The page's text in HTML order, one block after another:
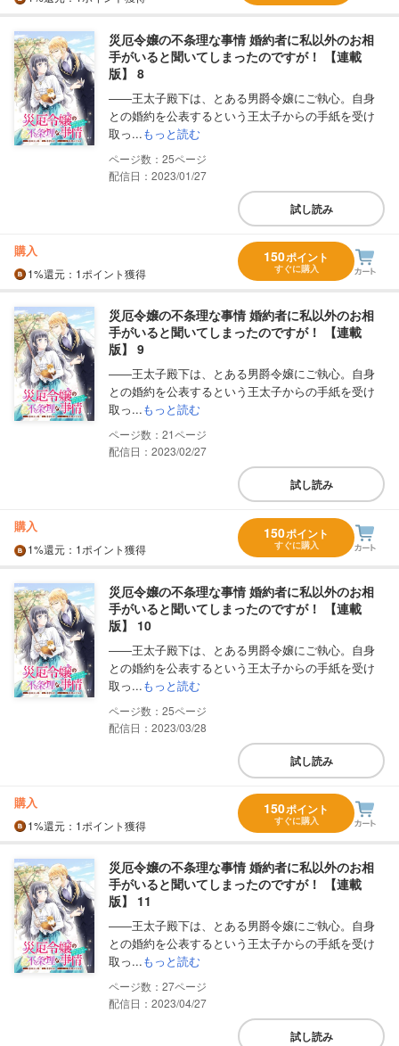
災厄令嬢の不条理な事情 婚約者に私以外のお相
手がいると聞いてしまったのですが！ 【連載
版】 8
――王太子殿下は、とある男爵令嬢にご執心。自身
との婚約を公表するという王太子からの手紙を受け
取っ...もっと読む
25
配信日：2023/01/27
試し読み
購入
1%還元 ：1ポイント獲得
150ポイント
すぐに購入
災厄令嬢の不条理な事情 婚約者に私以外のお相
手がいると聞いてしまったのですが！ 【連載
版】 9
――王太子殿下は、とある男爵令嬢にご執心。自身
との婚約を公表するという王太子からの手紙を受け
取っ...もっと読む
21
配信日：2023/02/27
試し読み
購入
1%還元 ：1ポイント獲得
150ポイント
すぐに購入
災厄令嬢の不条理な事情 婚約者に私以外のお相
手がいると聞いてしまったのですが！ 【連載
版】 10
――王太子殿下は、とある男爵令嬢にご執心。自身
との婚約を公表するという王太子からの手紙を受け
取っ...もっと読む
25
配信日：2023/03/28
試し読み
購入
1%還元 ：1ポイント獲得
150ポイント
すぐに購入
災厄令嬢の不条理な事情 婚約者に私以外のお相
手がいると聞いてしまったのですが！ 【連載
版】 11
――王太子殿下は、とある男爵令嬢にご執心。自身
との婚約を公表するという王太子からの手紙を受け
取っ...もっと読む
27
配信日：2023/04/27
試し読み